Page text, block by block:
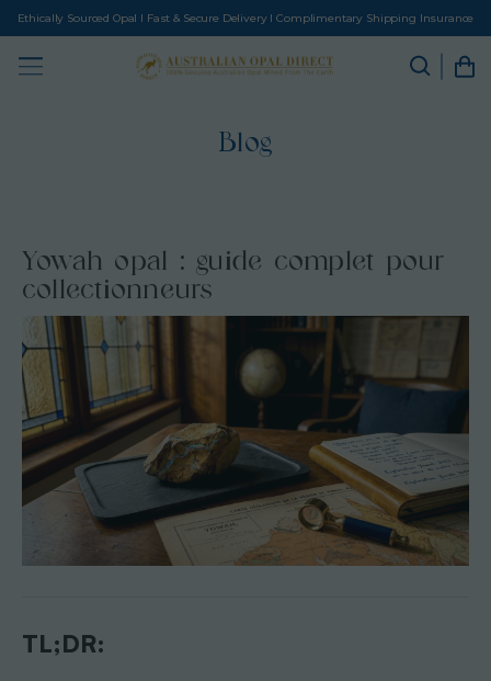
Ethically Sourced Opal I Fast & Secure Delivery I Complimentary Shipping Insurance
Blog
Yowah opal : guide complet pour
collectionneurs
TL;DR: